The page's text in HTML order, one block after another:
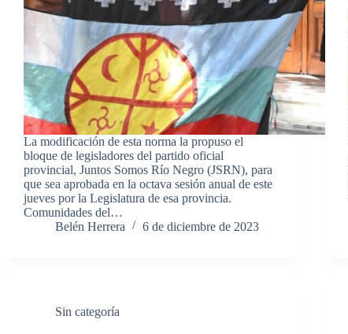
La modificación de esta norma la propuso el
bloque de legisladores del partido oficial
provincial, Juntos Somos Río Negro (JSRN), para
que sea aprobada en la octava sesión anual de este
jueves por la Legislatura de esa provincia.
Comunidades del…
Belén Herrera
6 de diciembre de 2023
Sin categoría